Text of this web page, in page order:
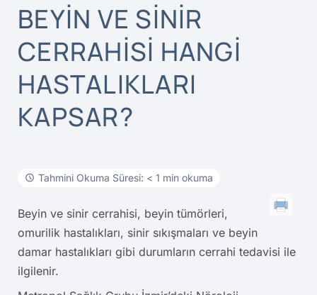
BEYIN VE SINIR
CERRAHISI HANGI
HASTALIKLARI
KAPSAR?
Tahmini Okuma Süresi: < 1 min okuma
Beyin ve sinir cerrahisi, beyin tümörleri,
omurilik hastalıkları, sinir sıkışmaları ve beyin
damar hastalıkları gibi durumların cerrahi tedavisi ile
ilgilenir.